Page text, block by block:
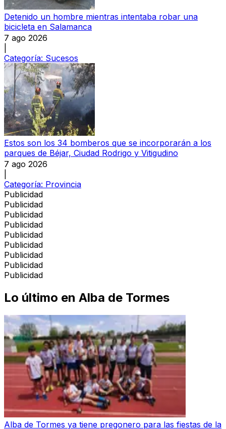
Detenido un hombre mientras intentaba robar una
bicicleta en Salamanca
7 ago 2026
Categoría: Sucesos
Estos son los 34 bomberos que se incorporarán a los
parques de Béjar, Ciudad Rodrigo y Vitigudino
7 ago 2026
Categoría: Provincia
Publicidad
Publicidad
Publicidad
Publicidad
Publicidad
Publicidad
Publicidad
Publicidad
Publicidad
Lo último en Alba de Tormes
Alba de Tormes ya tiene pregonero para las fiestas de la